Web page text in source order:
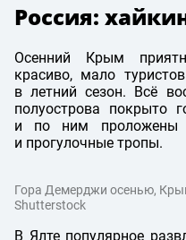
Россия:
Осенний Крым
красиво, мало
в летний сезон. Всё
полуострова покрыто
и по ним проложены
и прогулочные тропы.
Гора Демерджи осенью,
Shutterstock
В Ялте популярное